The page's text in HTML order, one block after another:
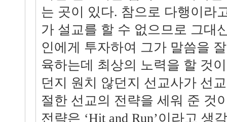
는 곳이 있다. 참으로 다행이라
가 설교를 할 수 없으므로 그대
인에게 투자하여 그가 말씀을
육하는데 최상의 노력을 할 것
던지 원치 않던지 선교사가 선
절한 선교의 전략을 세워 준 것
전략은 ‘Hit and Run’이라고 생